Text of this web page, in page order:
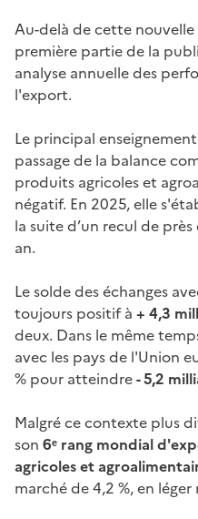
Au-delà de cette
première partie de la
analyse annuelle des
l'export.
Le principal
passage de la balance
produits agricoles et
négatif. En 2025, elle
la suite d’un recul de
an.
Le solde des échanges
toujours positif à + 4,3
deux. Dans le même
avec les pays de l'Union
% pour atteindre- 5,2
Malgré ce contexte plus
son 6ᵉ rang mondial
agricoles et
marché de 4,2 %, en